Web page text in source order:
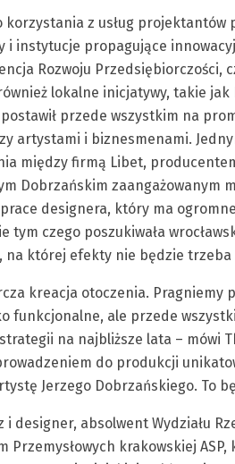
z usług projektantów
i instytucje propagujące
Rozwoju
lokalne inicjatywy, takie
przede wszystkim na
artystami i biznesmenami.
między firmą Libet,
Dobrzańskim zaangażowanym
prace designera, który ma
tym czego poszukiwała
na której efekty nie będzie trzeba
kreacja otoczenia. Pragniemy
funkcjonalne, ale przede
na najbliższe lata – mówi
do produkcji
Jerzego Dobrzańskiego. To
designer, absolwent Wydziału
Przemysłowych krakowskiej